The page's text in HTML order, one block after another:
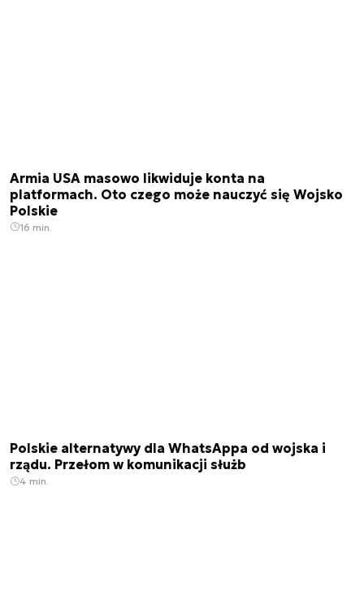
Armia USA masowo likwiduje konta na
platformach. Oto czego może nauczyć się Wojsko
Polskie
16 min.
Polskie alternatywy dla WhatsAppa od wojska i
rządu. Przełom w komunikacji służb
4 min.